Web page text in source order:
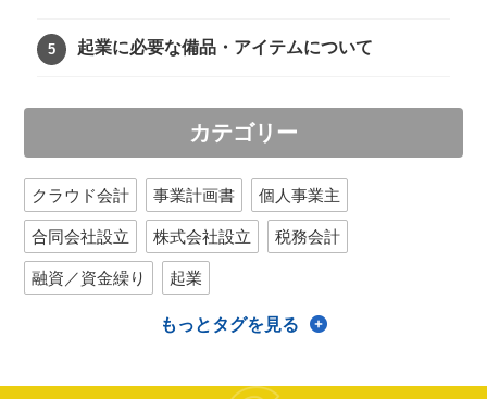
起業に必要な備品・アイテムについて
カテゴリー
クラウド会計 事業計画書 個人事業主
合同会社設立 株式会社設立 税務会計
融資／資金繰り 起業
もっとタグを見る